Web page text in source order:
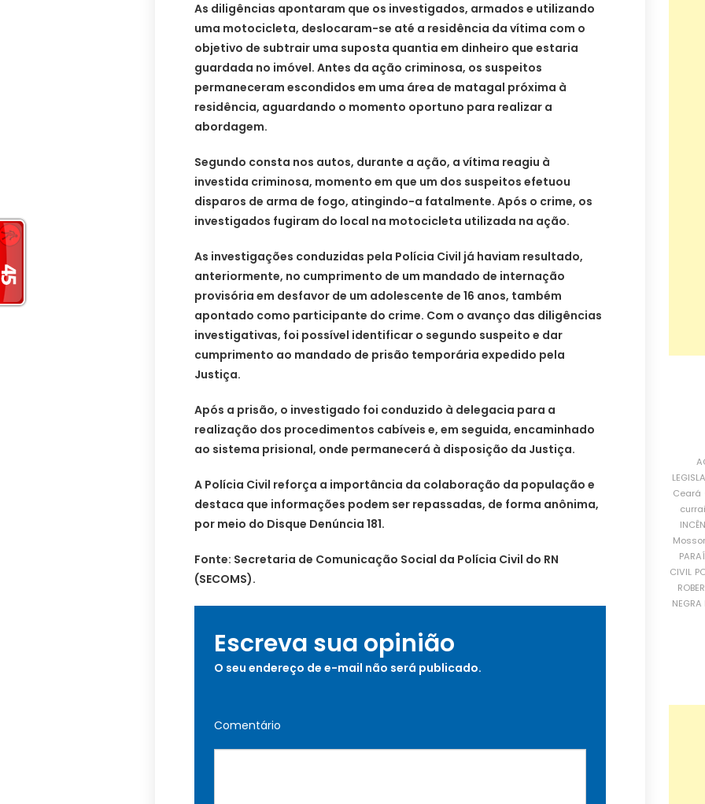
As diligências apontaram que os investigados, armados e utilizando
uma motocicleta, deslocaram-se até a residência da vítima com o
objetivo de subtrair uma suposta quantia em dinheiro que estaria
guardada no imóvel. Antes da ação criminosa, os suspeitos
permaneceram escondidos em uma área de matagal próxima à
residência, aguardando o momento oportuno para realizar a
abordagem.
Segundo consta nos autos, durante a ação, a vítima reagiu à
investida criminosa, momento em que um dos suspeitos efetuou
disparos de arma de fogo, atingindo-a fatalmente. Após o crime, os
investigados fugiram do local na motocicleta utilizada na ação.
As investigações conduzidas pela Polícia Civil já haviam resultado,
anteriormente, no cumprimento de um mandado de internação
provisória em desfavor de um adolescente de 16 anos, também
apontado como participante do crime. Com o avanço das diligências
investigativas, foi possível identificar o segundo suspeito e dar
cumprimento ao mandado de prisão temporária expedido pela
Justiça.
Após a prisão, o investigado foi conduzido à delegacia para a
realização dos procedimentos cabíveis e, em seguida, encaminhado
ao sistema prisional, onde permanecerá à disposição da Justiça.
A Polícia Civil reforça a importância da colaboração da população e
destaca que informações podem ser repassadas, de forma anônima,
por meio do Disque Denúncia 181.
Fonte: Secretaria de Comunicação Social da Polícia Civil do RN
(SECOMS).
Escreva sua opinião
O seu endereço de e-mail não será publicado.
Comentário
Ceará
CIVIL
NEGRA